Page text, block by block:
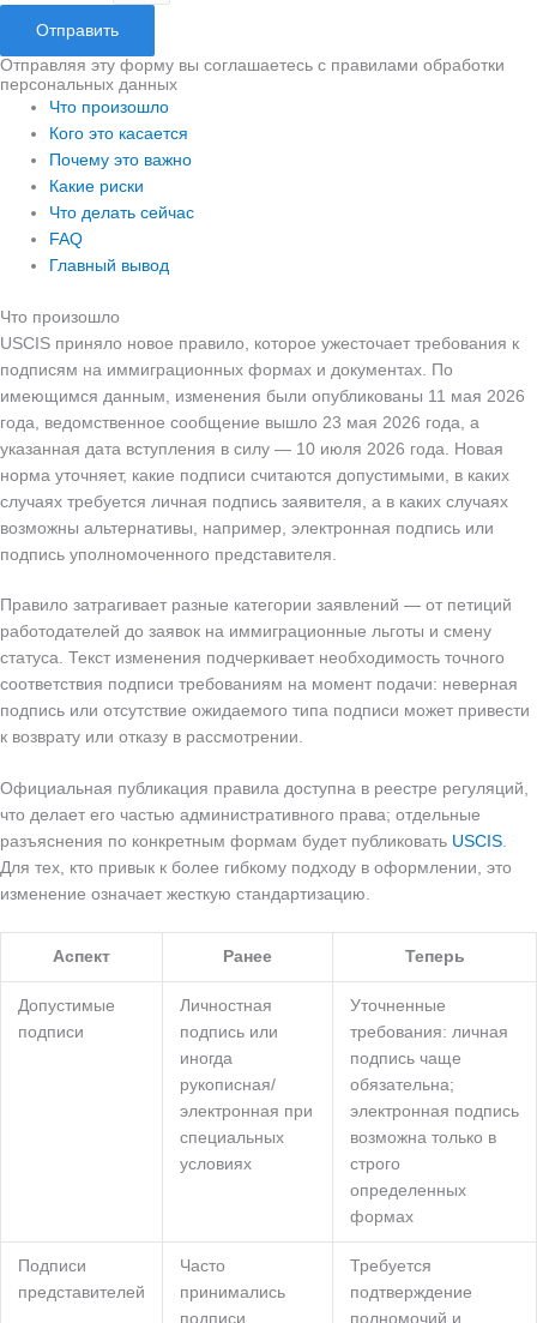
Отправить
Отправляя эту форму вы соглашаетесь с правилами обработки
персональных данных
Что произошло
Кого это касается
Почему это важно
Какие риски
Что делать сейчас
FAQ
Главный вывод
Что произошло
USCIS приняло новое правило, которое ужесточает требования к
подписям на иммиграционных формах и документах. По
имеющимся данным, изменения были опубликованы 11 мая 2026
года, ведомственное сообщение вышло 23 мая 2026 года, а
указанная дата вступления в силу — 10 июля 2026 года. Новая
норма уточняет, какие подписи считаются допустимыми, в каких
случаях требуется личная подпись заявителя, а в каких случаях
возможны альтернативы, например, электронная подпись или
подпись уполномоченного представителя.
Правило затрагивает разные категории заявлений — от петиций
работодателей до заявок на иммиграционные льготы и смену
статуса. Текст изменения подчеркивает необходимость точного
соответствия подписи требованиям на момент подачи: неверная
подпись или отсутствие ожидаемого типа подписи может привести
к возврату или отказу в рассмотрении.
Официальная публикация правила доступна в реестре регуляций,
что делает его частью административного права; отдельные
разъяснения по конкретным формам будет публиковать USCIS
Для тех, кто привык к более гибкому подходу в оформлении, это
изменение означает жесткую стандартизацию.
Аспект Ранее Теперь
Допустимые
подписи
Личностная
подпись или
иногда
рукописная/
электронная при
специальных
условиях
Уточненные
требования: личная
подпись чаще
обязательна;
электронная подпись
возможна только в
строго
определенных
формах
Подписи
представителей
Часто
принимались
подписи
Требуется
подтверждение
полномочий и